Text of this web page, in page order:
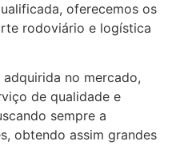
oferecemos os
rodoviário e logística
no mercado,
de qualidade e
sempre a
obtendo assim grandes